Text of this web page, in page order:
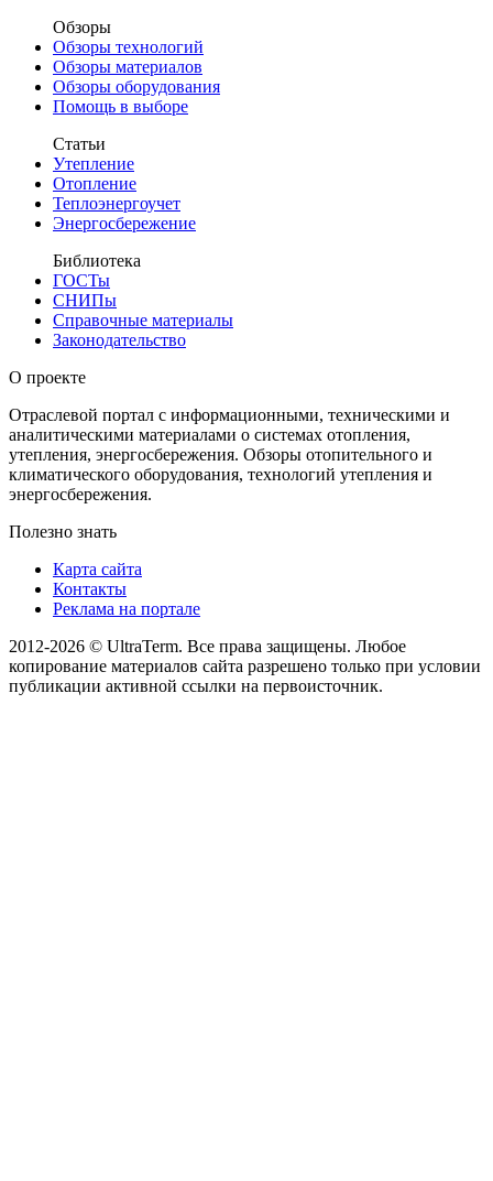
Обзоры
Обзоры технологий
Обзоры материалов
Обзоры оборудования
Помощь в выборе
Статьи
Утепление
Отопление
Теплоэнергоучет
Энергосбережение
Библиотека
ГОСТы
СНИПы
Справочные материалы
Законодательство
О проекте
Отраслевой портал с информационными, техническими и
аналитическими материалами о системах отопления,
утепления, энергосбережения. Обзоры отопительного и
климатического оборудования, технологий утепления и
энергосбережения.
Полезно знать
Карта сайта
Контакты
Реклама на портале
2012-2026 © UltraTerm. Все права защищены. Любое
копирование материалов сайта разрешено только при условии
публикации активной ссылки на первоисточник.